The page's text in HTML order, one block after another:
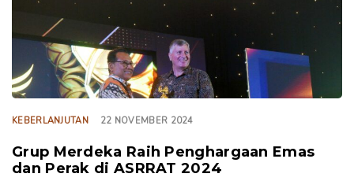
KEBERLANJUTAN 22 NOVEMBER 2024
Grup Merdeka Raih Penghargaan Emas
dan Perak di ASRRAT 2024